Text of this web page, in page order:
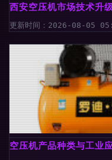
西安空压机市场技术升
更新时间：2026-08-05
空压机产品种类与工业